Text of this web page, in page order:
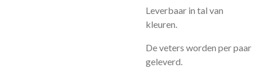
Leverbaar in tal van
kleuren.
De veters worden per paar
geleverd.